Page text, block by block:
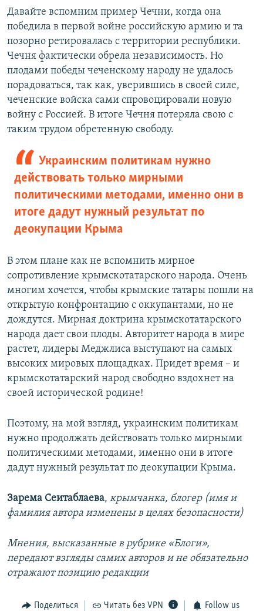
Давайте вспомним пример Чечни, когда она
победила в первой войне российскую армию и та
позорно ретировалась с территории республики.
Чечня фактически обрела независимость. Но
плодами победы чеченскому народу не удалось
порадоваться, так как, уверившись в своей силе,
чеченские войска сами спровоцировали новую
войну с Россией. В итоге Чечня потеряла свою с
таким трудом обретенную свободу.
Украинским политикам нужно
действовать только мирными
политическими методами, именно они в
итоге дадут нужный результат по
деокупации Крыма
В этом плане как не вспомнить мирное
сопротивление крымскотатарского народа. Очень
многим хочется, чтобы крымские татары пошли на
открытую конфронтацию с оккупантами, но не
дождутся. Мирная доктрина крымскотатарского
народа дает свои плоды. Авторитет народа в мире
растет, лидеры Меджлиса выступают на самых
высоких мировых площадках. Придет время – и
крымскотатарский народ свободно вздохнет на
своей исторической родине!
Поэтому, на мой взгляд, украинским политикам
нужно продолжать действовать только мирными
политическими методами, именно они в итоге
дадут нужный результат по деокупации Крыма.
Зарема Сеитаблаева, крымчанка, блогер (имя и
фамилия автора изменены в целях безопасности)
Мнения, высказанные в рубрике «Блоги»,
передают взгляды самих авторов и не обязательно
отражают позицию редакции
Поделиться Читать без VPN Follow us